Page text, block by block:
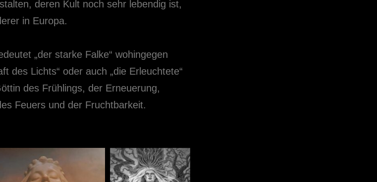
deren Kult noch sehr lebendig ist,
in Europa.
„der starke Falke“ wohingegen
des Lichts“ oder auch „die Erleuchtete“
des Frühlings, der Erneuerung,
Feuers und der Fruchtbarkeit.